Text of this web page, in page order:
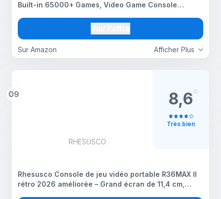
Afficher Plus
Sur Amazon
Built-in 65000+ Games, Video Game Console
S905X2 Chip, 4K UHD Output,2.4G/5G, BT 5.0, 2
Controllers
09
RHESUSCO
Rhesusco Console de jeu vidéo portable R36MAX Ⅱ
rétro 2026 améliorée – Grand écran de 11,4 cm,
8,6
Très bien